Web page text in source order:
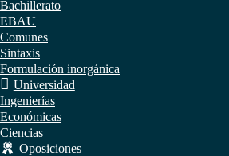
Bachillerato
EBAU
Comunes
Sintaxis
Formulación inorgánica
Universidad
Ingenierías
Económicas
Ciencias
Oposiciones